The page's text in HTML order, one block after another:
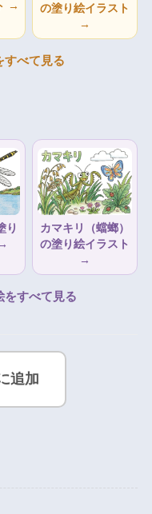
→
の塗り絵イラスト
→
すべて見る
り
カマキリ（蟷螂）
の塗り絵イラスト
→
すべて見る
追加